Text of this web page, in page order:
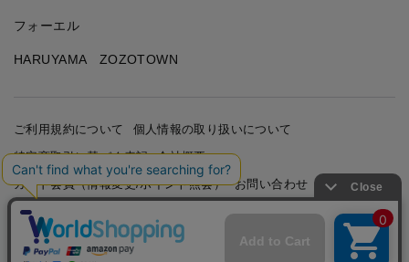
フォーエル
HARUYAMA ZOZOTOWN
ご利用規約について
個人情報の取り扱いについて
特定商取引に基づく表記
会社概要
カード会員（情報変更/ポイント照会）
お問い合わせ